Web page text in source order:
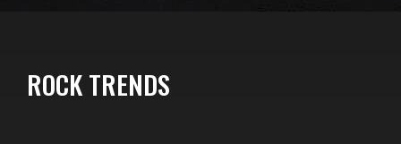
ROCK TRENDS